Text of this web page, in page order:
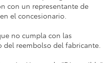
con un representante de
el concesionario.
no cumpla con las
del reembolso del fabricante.